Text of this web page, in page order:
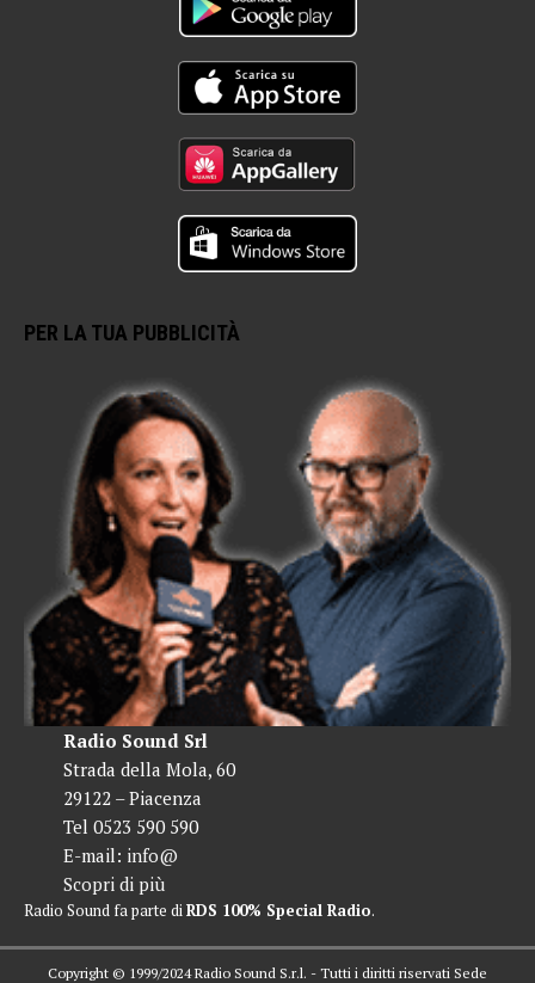
PER LA TUA PUBBLICITÀ
Radio Sound Srl
Strada della Mola, 60
29122 – Piacenza
Tel 0523 590 590
E-mail: info@
Scopri di più
Radio Sound fa parte diRDS 100% Special Radio.
Copyright © 1999/2024 Radio Sound S.r.l. - Tutti i diritti riservati Sede